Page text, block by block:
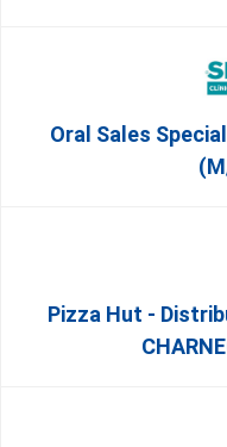
Oral Sales
Pizza Hut -